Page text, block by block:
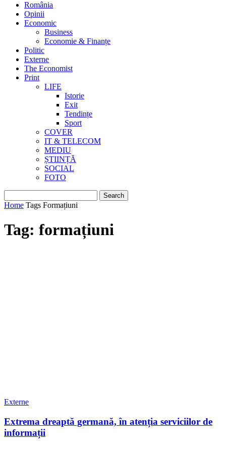
România
Opinii
Economic
Business
Economie & Finanțe
Politic
Externe
The Economist
Print
LIFE
Istorie
Exit
Tendințe
Sport
COVER
IT & TELECOM
MEDIU
ȘTIINȚĂ
SOCIAL
FOTO
Home Tags Formațiuni
Tag: formațiuni
Externe
Extrema dreaptă germană, în atenția serviciilor de
informații